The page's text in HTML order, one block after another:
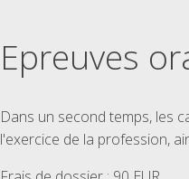
Epreuves
Dans un second temps, les
l'exercice de la profession,